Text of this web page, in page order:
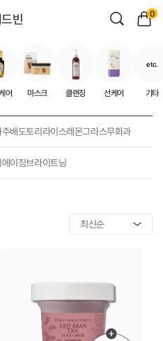
빈 0
어 마스크 클렌징 선케어
etc.
기타
주배도토리 라이스레몬그라스무화과
이징브라이트닝